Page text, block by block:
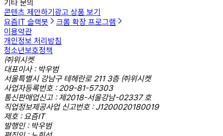
기타 문의
콘텐츠 제안하기 광고 상품 보기
요즘IT 슬랙봇
크롬 확장 프로그램
이용약관
개인정보 처리방침
청소년보호정책
㈜위시켓
대표이사 : 박우범
서울특별시 강남구 테헤란로 211 3층 ㈜위시켓
사업자등록번호 : 209-81-57303
통신판매업신고 : 제2018-서울강남-02337 호
직업정보제공사업 신고번호 : J1200020180019
제호 : 요즘IT
발행인 : 박우범